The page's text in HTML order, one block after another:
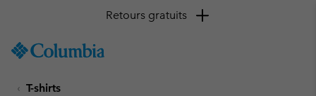
TO
SKIP
Retours gratuits
T-shirts